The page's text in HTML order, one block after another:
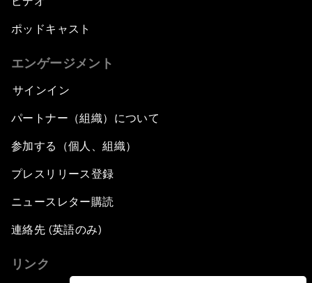
ポッドキャスト
エンゲージメント
サインイン
パートナー（組織）について
参加する（個人、組織）
プレスリリース登録
ニュースレター購読
連絡先 (英語のみ)
リンク